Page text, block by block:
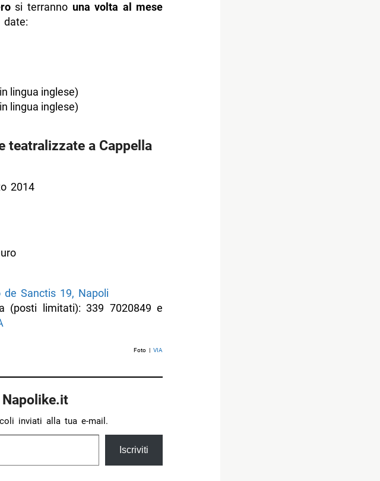
si terranno una volta al mese
date:
lingua inglese)
lingua inglese)
teatralizzate a Cappella
2014
de Sanctis 19, Napoli
(posti limitati): 339 7020849 e
Foto |VIA
inviati alla tua e-mail.
Iscriviti